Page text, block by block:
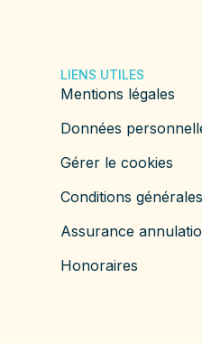
LIENS UTILES
Mentions légales
Données
Gérer le cookies
Conditions générales
Assurance
Honoraires